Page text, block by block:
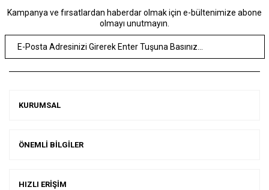
Kampanya ve fırsatlardan haberdar olmak için e-bültenimize abone
olmayı unutmayın.
KURUMSAL
ÖNEMLİ BİLGİLER
HIZLI ERİŞİM